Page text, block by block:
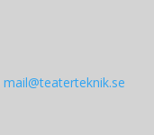
mail@teaterteknik.se